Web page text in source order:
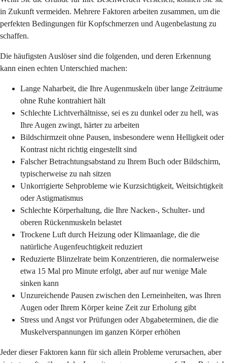
in Zukunft vermeiden. Mehrere Faktoren arbeiten zusammen, um die
perfekten Bedingungen für Kopfschmerzen und Augenbelastung zu
schaffen.
Die häufigsten Auslöser sind die folgenden, und deren Erkennung
kann einen echten Unterschied machen:
Lange Naharbeit, die Ihre Augenmuskeln über lange Zeiträume
ohne Ruhe kontrahiert hält
Schlechte Lichtverhältnisse, sei es zu dunkel oder zu hell, was
Ihre Augen zwingt, härter zu arbeiten
Bildschirmzeit ohne Pausen, insbesondere wenn Helligkeit oder
Kontrast nicht richtig eingestellt sind
Falscher Betrachtungsabstand zu Ihrem Buch oder Bildschirm,
typischerweise zu nah sitzen
Unkorrigierte Sehprobleme wie Kurzsichtigkeit, Weitsichtigkeit
oder Astigmatismus
Schlechte Körperhaltung, die Ihre Nacken-, Schulter- und
oberen Rückenmuskeln belastet
Trockene Luft durch Heizung oder Klimaanlage, die die
natürliche Augenfeuchtigkeit reduziert
Reduzierte Blinzelrate beim Konzentrieren, die normalerweise
etwa 15 Mal pro Minute erfolgt, aber auf nur wenige Male
sinken kann
Unzureichende Pausen zwischen den Lerneinheiten, was Ihren
Augen oder Ihrem Körper keine Zeit zur Erholung gibt
Stress und Angst vor Prüfungen oder Abgabeterminen, die die
Muskelverspannungen im ganzen Körper erhöhen
Jeder dieser Faktoren kann für sich allein Probleme verursachen, aber